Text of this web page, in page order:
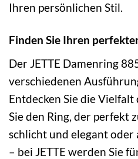
Ihren persönlichen Stil.
Finden Sie Ihren
Der JETTE Damenring
verschiedenen
Entdecken Sie die
Sie den Ring, der perfekt
schlicht und elegant
– bei JETTE werden Sie